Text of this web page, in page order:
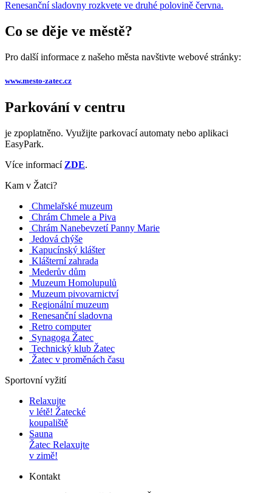
Renesanční sladovny rozkvete ve druhé polovině června.
Co se děje ve městě?
Pro další informace z našeho města navštivte webové stránky:
www.mesto-zatec.cz
Parkování v centru
je zpoplatněno. Využijte parkovací automaty nebo aplikaci
EasyPark.
Více informací ZDE.
Kam v Žatci?
Chmelařské muzeum
Chrám Chmele a Piva
Chrám Nanebevzetí Panny Marie
Jedová chýše
Kapucínský klášter
Klášterní zahrada
Mederův dům
Muzeum Homolupulů
Muzeum pivovarnictví
Regionální muzeum
Renesanční sladovna
Retro computer
Synagoga Žatec
Technický klub Žatec
Žatec v proměnách času
Sportovní vyžití
Relaxujte
v létě! Žatecké
koupaliště
Sauna
Žatec Relaxujte
v zimě!
Kontakt